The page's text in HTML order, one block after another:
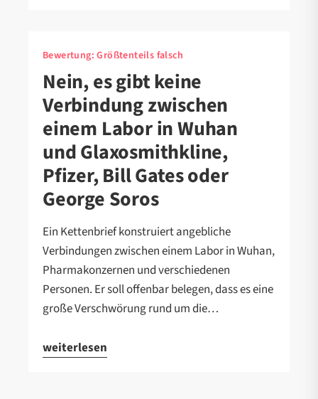
Bewertung:Größtenteils falsch
Nein, es gibt keine
Verbindung zwischen
einem Labor in Wuhan
und Glaxosmithkline,
Pfizer, Bill Gates oder
George Soros
Ein Kettenbrief konstruiert angebliche
Verbindungen zwischen einem Labor in Wuhan,
Pharmakonzernen und verschiedenen
Personen. Er soll offenbar belegen, dass es eine
große Verschwörung rund um die…
weiterlesen